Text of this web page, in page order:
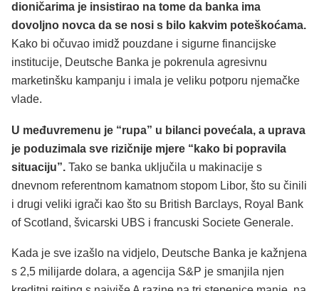
dioničarima je insistirao na tome da banka ima
dovoljno novca da se nosi s bilo kakvim poteškoćama.
Kako bi očuvao imidž pouzdane i sigurne financijske
institucije, Deutsche Banka je pokrenula agresivnu
marketinšku kampanju i imala je veliku potporu njemačke
vlade.
U međuvremenu je “rupa” u bilanci povećala, a uprava
je poduzimala sve rizičnije mjere “kako bi popravila
situaciju”. Tako se banka uključila u makinacije s
dnevnom referentnom kamatnom stopom Libor, što su činili
i drugi veliki igrači kao što su British Barclays, Royal Bank
of Scotland, švicarski UBS i francuski Societe Generale.
Kada je sve izašlo na vidjelo, Deutsche Banka je kažnjena
s 2,5 milijarde dolara, a agencija S&P je smanjila njen